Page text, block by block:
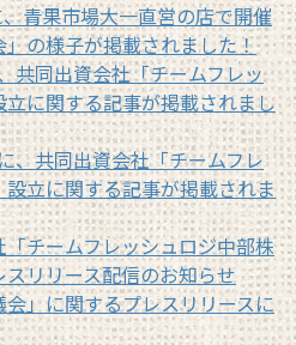
青果市場大一直営の店で開催
の様子が掲載されました！
共同出資会社「チームフレッ
に関する記事が掲載されまし
、共同出資会社「チームフレ
立に関する記事が掲載されま
チームフレッシュロジ中部株
リリース配信のお知らせ
」に関するプレスリリースに